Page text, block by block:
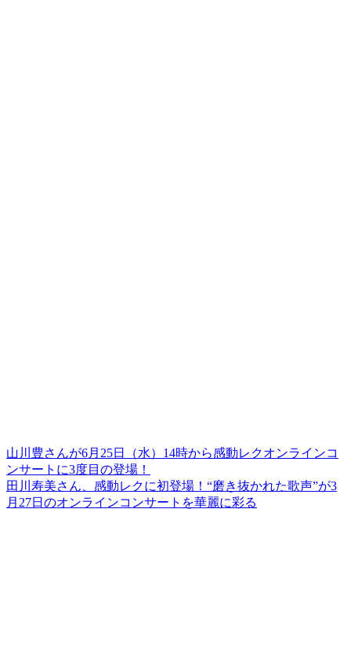
山川豊さんが6月25日（水）14時から感動レクオンラインコ
ンサートに3度目の登場！
田川寿美さん、感動レクに初登場！“磨き抜かれた歌声”が3
月27日のオンラインコンサートを華麗に彩る